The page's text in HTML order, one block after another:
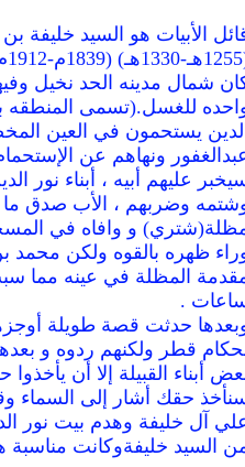
الأبيات هو السيد خليفة
هي :
شمال مدينه الحد نخيل
للغسل.(تسمى المنطقه
الدين يستحمون في العين
ونهاهم عن
عليهم أبيه ، أبناء نور
وضربهم ، الأب صدق
و وافاه في
ظهره بالقوه ولكن محمد
المظلة في عينه مما سبب
.
حدثت قصة طويلة
قطر ولكنهم ردوه و
أبناء القبيلة إلا أن
حقك أشار إلى السماء
آل خليفة وهدم بيت نور
السيد خليفةوكانت مناسبة